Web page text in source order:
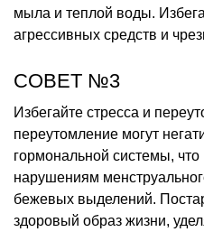
мыла и теплой воды.
агрессивных средств и
СОВЕТ №3
Избегайте стресса и
переутомление могут
гормональной системы,
нарушениям
бежевых выделений.
здоровый образ жизни,